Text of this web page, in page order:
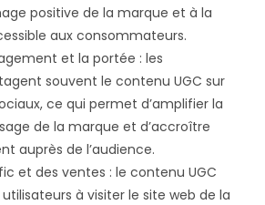
positive de la marque et à la
aux consommateurs.
et la portée : les
souvent le contenu UGC sur
ce qui permet d’amplifier la
de la marque et d’accroître
auprès de l’audience.
et des ventes : le contenu UGC
à visiter le site web de la